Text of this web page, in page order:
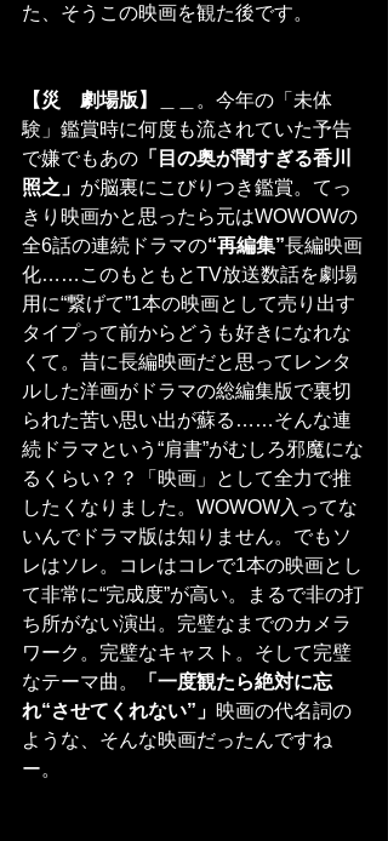
た、そうこの映画を観た後です。
【災　劇場版】
＿＿。今年の「未体
験」鑑賞時に何度も流されていた予告
で嫌でもあの 「目の奥が闇すぎる香川
照之」 が脳裏にこびりつき鑑賞。てっ
きり映画かと思ったら元はWOWOWの
全6話の連続ドラマの“再編集”長編映画
化……このもともとTV放送数話を劇場
用に“繋げて”1本の映画として売り出す
タイプって前からどうも好きになれな
くて。昔に長編映画だと思ってレンタ
ルした洋画がドラマの総編集版で裏切
られた苦い思い出が蘇る……そんな連
続ドラマという“肩書”がむしろ邪魔にな
るくらい？？「映画」として全力で推
したくなりました。WOWOW入ってな
いんでドラマ版は知りません。でもソ
レはソレ。コレはコレで1本の映画とし
て非常に“完成度”が高い。まるで非の打
ち所がない演出。完璧なまでのカメラ
ワーク。完璧なキャスト。そして完璧
なテーマ曲。
「一度観たら絶対に忘
れ“させてくれない”」 映画の代名詞の
ような、そんな映画だったんですね
ー。